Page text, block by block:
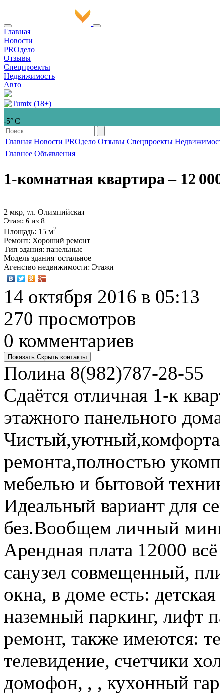
Главная
Новости
PROдело
Отзывы
Спецпроекты
Недвижимость
Авто
-5° С
Главная Новости PROдело Отзывы Спецпроекты
Главное Объявления
1-комнатная квартира‒ 12
2 мкр, ул. Олимпийская
Этаж: 6 из 8
Площадь: 15 м2
Ремонт: Хороший ремонт
Тип здания: панельные
Модель здания: остальное
Агенство недвижимости: Этажи
14 октября 2016 в 05:13
270 просмотров
0 комментариев
Показать Скрыть контакты
Полина 8(982)787-28-55
Сдаётся отличная 1-к
этажного панельного
ремонта,полностью
мебелью и бытовой
Идеальный вариант для
без.Вообщем личный
Арендная плата 12000
санузел совмещенный,
окна, в доме есть:
наземный паркинг, лифт
ремонт, также имеются:
телевидение, счетчики
домофон, , , кухонный